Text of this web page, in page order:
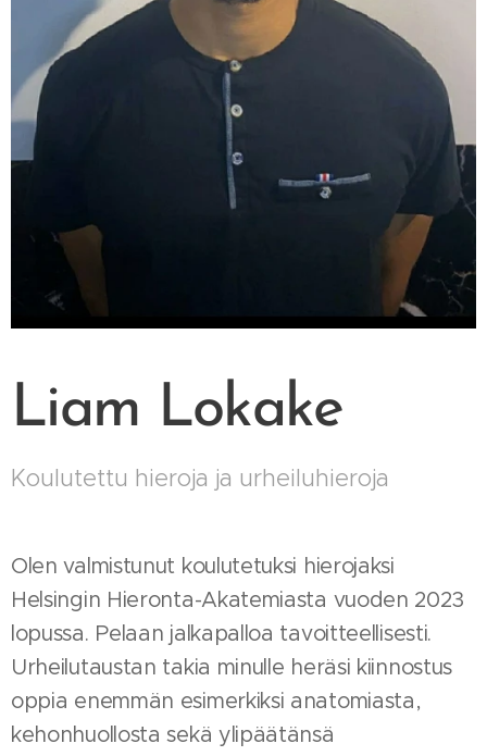
Liam Lokake
Koulutettu hieroja ja urheiluhieroja
Olen valmistunut koulutetuksi hierojaksi
Helsingin Hieronta-Akatemiasta vuoden 2023
lopussa. Pelaan jalkapalloa tavoitteellisesti.
Urheilutaustan takia minulle heräsi kiinnostus
oppia enemmän esimerkiksi anatomiasta,
kehonhuollosta sekä ylipäätänsä